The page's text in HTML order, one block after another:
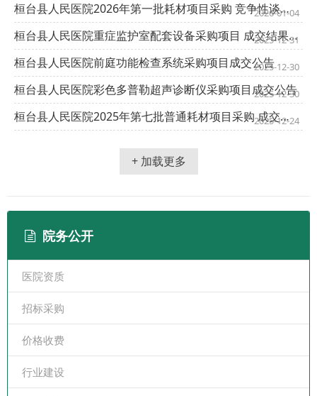
桓台县人民医院2026年第一批耗材项目采购 竞争性谈判邀请
2026-01-04
桓台县人民医院重症监护室配套设备采购项目 成交结果公告
2025-12-31
桓台县人民医院前庭功能检查系统采购项目成交公告2025-12-30
桓台县人民医院彩色多普勒超声诊断仪采购项目成交公告
2025-12-30
桓台县人民医院2025年第七批普通耗材项目采购 成交公告
2025-12-24
+ 加载更多
院务公开
医院资质
招标采购
价格收费
行业建设